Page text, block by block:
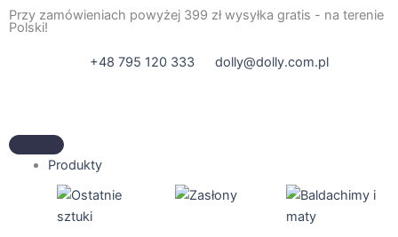
Przejdź
do
Przy zamówieniach powyżej 399 zł wysyłka gratis - na terenie
Polski!
+48 795 120 333 dolly@dolly.com.pl
Produkty